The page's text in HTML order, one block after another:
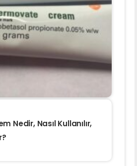
Nedir, Nasıl Kullanılır,